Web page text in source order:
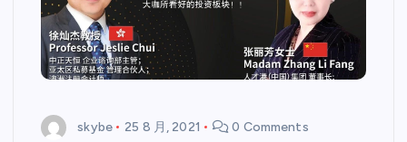
skybe 25 8 月, 2021 0 Comments